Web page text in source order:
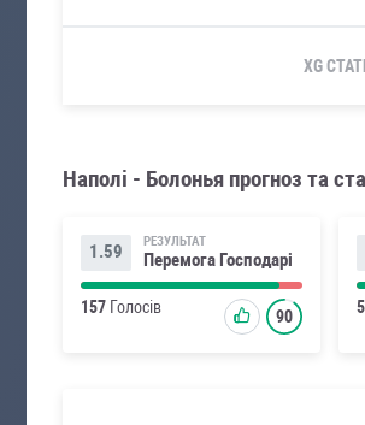
XG
Наполі - Болонья прогноз та
1.59 РЕЗУЛЬТАТ
Перемога Господарі
157 Голосів 90